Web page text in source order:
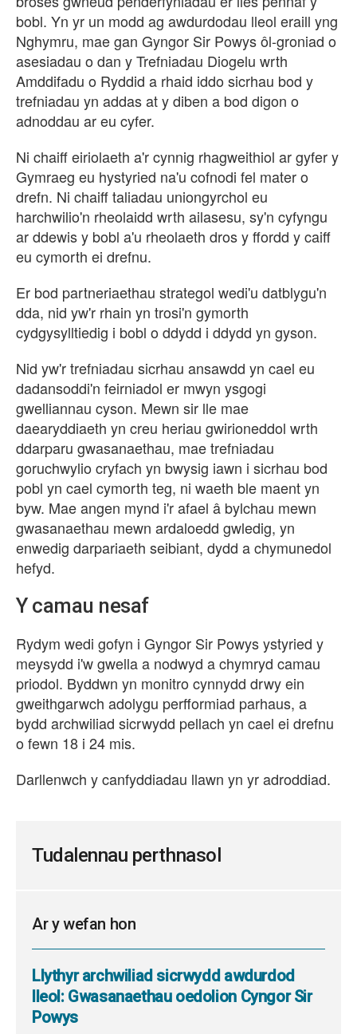
bobl. Yn yr un modd ag awdurdodau lleol eraill yng
Nghymru, mae gan Gyngor Sir Powys ôl-groniad o
asesiadau o dan y Trefniadau Diogelu wrth
Amddifadu o Ryddid a rhaid iddo sicrhau bod y
trefniadau yn addas at y diben a bod digon o
adnoddau ar eu cyfer.
Ni chaiff eiriolaeth a'r cynnig rhagweithiol ar gyfer y
Gymraeg eu hystyried na'u cofnodi fel mater o
drefn. Ni chaiff taliadau uniongyrchol eu
harchwilio'n rheolaidd wrth ailasesu, sy'n cyfyngu
ar ddewis y bobl a'u rheolaeth dros y ffordd y caiff
eu cymorth ei drefnu.
Er bod partneriaethau strategol wedi'u datblygu'n
dda, nid yw'r rhain yn trosi'n gymorth
cydgysylltiedig i bobl o ddydd i ddydd yn gyson.
Nid yw'r trefniadau sicrhau ansawdd yn cael eu
dadansoddi'n feirniadol er mwyn ysgogi
gwelliannau cyson. Mewn sir lle mae
daearyddiaeth yn creu heriau gwirioneddol wrth
ddarparu gwasanaethau, mae trefniadau
goruchwylio cryfach yn bwysig iawn i sicrhau bod
pobl yn cael cymorth teg, ni waeth ble maent yn
byw. Mae angen mynd i'r afael â bylchau mewn
gwasanaethau mewn ardaloedd gwledig, yn
enwedig darpariaeth seibiant, dydd a chymunedol
hefyd.
Y camau nesaf
Rydym wedi gofyn i Gyngor Sir Powys ystyried y
meysydd i'w gwella a nodwyd a chymryd camau
priodol. Byddwn yn monitro cynnydd drwy ein
gweithgarwch adolygu perfformiad parhaus, a
bydd archwiliad sicrwydd pellach yn cael ei drefnu
o fewn 18 i 24 mis.
Darllenwch y canfyddiadau llawn yn yr adroddiad.
Tudalennau perthnasol
Ar y wefan hon
Llythyr archwiliad sicrwydd awdurdod
lleol: Gwasanaethau oedolion Cyngor Sir
Powys